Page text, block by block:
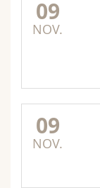
09
NOV.
09
NOV.